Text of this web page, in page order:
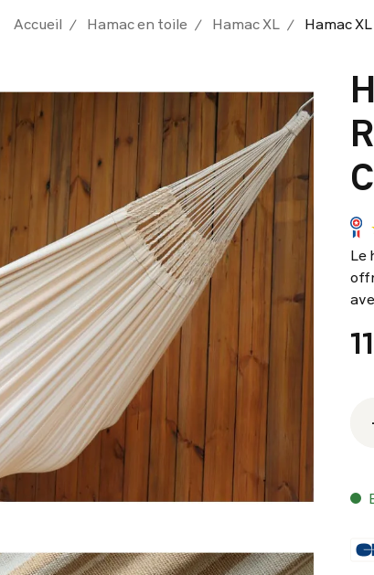
Accueil Hamac en toile Hamac XL Hamac
Le